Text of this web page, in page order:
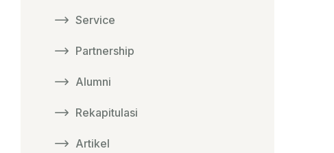
Service
Partnership
Alumni
Rekapitulasi
Artikel